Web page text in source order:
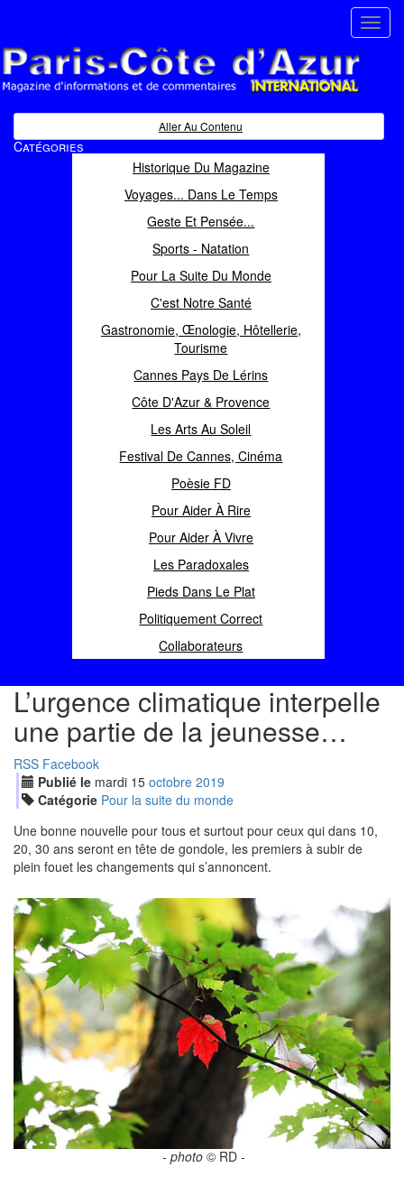
Magazine d'informations et de commentaires
Aller Au Contenu
Catégories
Historique Du Magazine
Voyages... Dans Le Temps
Geste Et Pensée...
Sports - Natation
Pour La Suite Du Monde
C'est Notre Santé
Gastronomie, Œnologie, Hôtellerie,
Tourisme
Cannes Pays De Lérins
Côte D'Azur & Provence
Les Arts Au Soleil
Festival De Cannes, Cinéma
Poèsie FD
Pour Aider À Rire
Pour Aider À Vivre
Les Paradoxales
Pieds Dans Le Plat
Politiquement Correct
Collaborateurs
L’urgence climatique interpelle
une partie de la jeunesse…
RSS Facebook
Publié le mardi 15 octobre 2019
Catégorie Pour la suite du monde
Une bonne nouvelle pour tous et surtout pour ceux qui dans 10,
20, 30 ans seront en tête de gondole, les premiers à subir de
plein fouet les changements qui s’annoncent.
- photo © RD -